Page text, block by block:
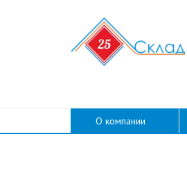
О компании